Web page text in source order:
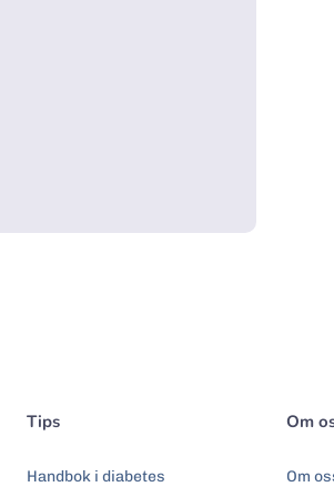
Tips
Handbok i diabetes
Om
Om